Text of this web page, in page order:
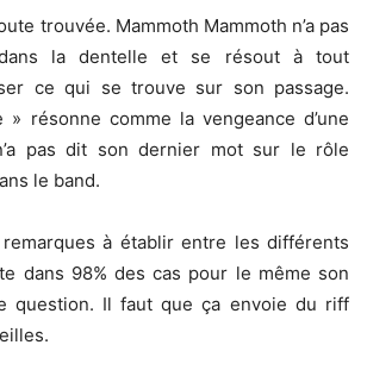
trouvée. Mammoth Mammoth n’a pas
la dentelle et se résout à tout
ce qui se trouve sur son passage.
» résonne comme la vengeance d’une
pas dit son dernier mot sur le rôle
le band.
à établir entre les différents
dans 98% des cas pour le même son
question. Il faut que ça envoie du riff